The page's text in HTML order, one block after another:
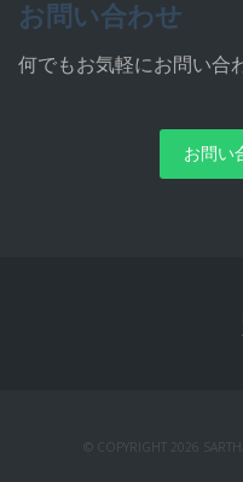
お問い合わせ
何でもお気軽にお問い合
お問い
© COPYRIGHT 2026